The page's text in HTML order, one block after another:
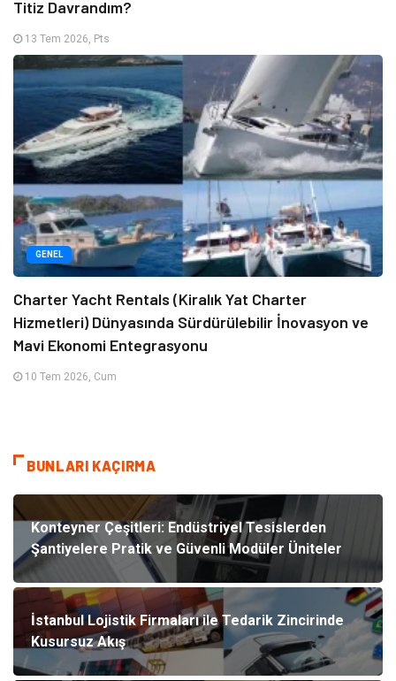
Titiz Davrandım?
13 Tem 2026, Pts
GENEL
Charter Yacht Rentals (Kiralık Yat Charter
Hizmetleri) Dünyasında Sürdürülebilir İnovasyon ve
Mavi Ekonomi Entegrasyonu
10 Tem 2026, Cum
BUNLARI KAÇIRMA
Konteyner Çeşitleri: Endüstriyel Tesislerden
Şantiyelere Pratik ve Güvenli Modüler Üniteler
İstanbul Lojistik Firmaları ile Tedarik Zincirinde
Kusursuz Akış